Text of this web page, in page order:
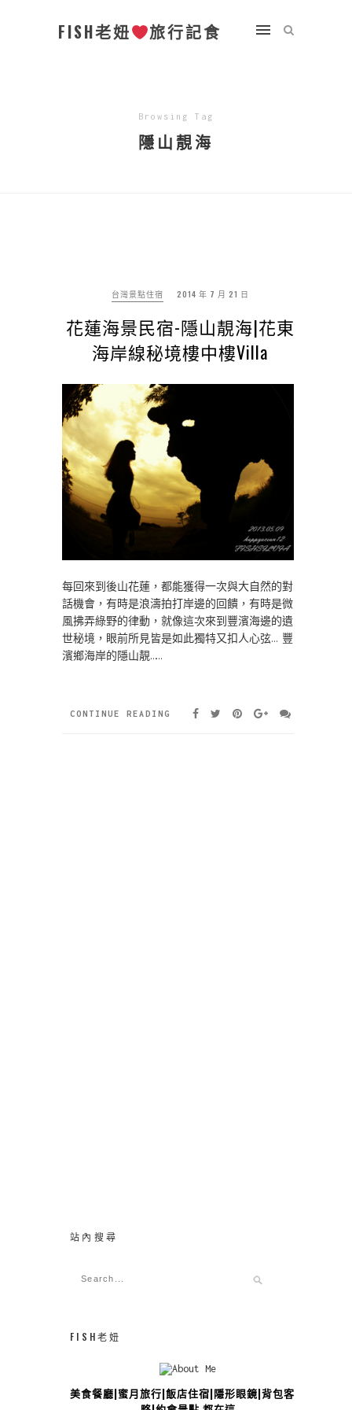
FISH老妞 旅行記食
Browsing Tag
隱山靚海
台灣景點住宿 2014 年 7 月 21 日
花蓮海景民宿-隱山靚海|花東
海岸線秘境樓中樓Villa
每回來到後山花蓮，都能獲得一次與大自然的對
話機會，有時是浪濤拍打岸邊的回饋，有時是微
風拂弄綠野的律動，就像這次來到豐濱海邊的遺
世秘境，眼前所見皆是如此獨特又扣人心弦… 豐
濱鄉海岸的隱山靚……
CONTINUE READING
站內搜尋
FISH老妞
美食餐廳|蜜月旅行|飯店住宿|隱形眼鏡|背包客攻